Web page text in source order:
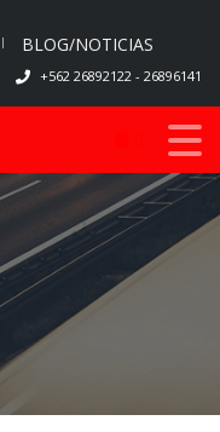
BLOG/NOTICIAS
+562 26892122 - 26896141